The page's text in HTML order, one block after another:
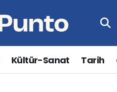
Kültür-Sanat Tarih